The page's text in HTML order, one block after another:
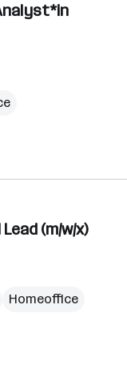
(m/w/x)
Homeoffice